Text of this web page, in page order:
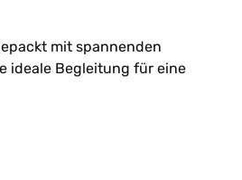
mit spannenden
ideale Begleitung für eine